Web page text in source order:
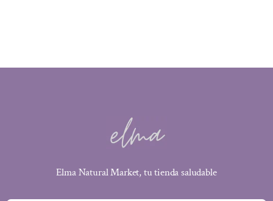
Elma Natural Market, tu tienda saludable